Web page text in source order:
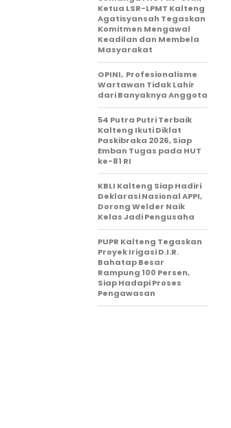
Ketua LSR-LPMT Kalteng
Agatisyansah Tegaskan
Komitmen Mengawal
Keadilan dan Membela
Masyarakat
OPINI, Profesionalisme
Wartawan Tidak Lahir
dari Banyaknya Anggota
54 Putra Putri Terbaik
Kalteng Ikuti Diklat
Paskibraka 2026, Siap
Emban Tugas pada HUT
ke-81 RI
KBLI Kalteng Siap Hadiri
Deklarasi Nasional APPI,
Dorong Welder Naik
Kelas Jadi Pengusaha
PUPR Kalteng Tegaskan
Proyek Irigasi D.I.R.
Bahatap Besar
Rampung 100 Persen,
Siap Hadapi Proses
Pengawasan